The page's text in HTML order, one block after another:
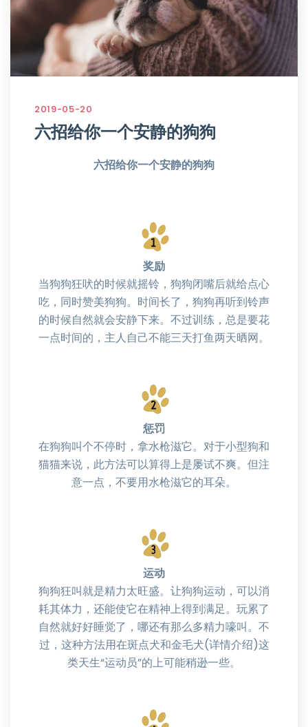
2019-05-20
六招给你一个安静的狗狗
六招给你一个安静的狗狗
奖励
当狗狗狂吠的时候就摇铃，狗狗闭嘴后就给点心
吃，同时赞美狗狗。时间长了，狗狗再听到铃声
的时候自然就会安静下来。不过训练，总是要花
一点时间的，主人自己不能三天打鱼两天晒网。
惩罚
在狗狗叫个不停时，拿水枪滋它。对于小型狗和
猫猫来说，此方法可以算得上是屡试不爽。但注
意一点，不要用水枪滋它的耳朵。
运动
狗狗狂叫就是精力太旺盛。让狗狗运动，可以消
耗其体力，还能使它在精神上得到满足。玩累了
自然就好好睡觉了，哪还有那么多精力嚎叫。不
过，这种方法用在斑点犬和金毛犬(详情介绍)这
类天生“运动员”的上可能稍逊一些。